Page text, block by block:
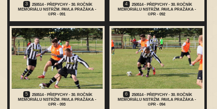
3
250514 - PŘEPYCHY - 30. ROČNÍK
MEMORIÁLU NSTRŽM. PAVLA PRAŽÁKA -
©PR - 091
4
250514 - PŘEPYCHY - 30. ROČNÍK
MEMORIÁLU NSTRŽM. PAVLA PRAŽÁKA -
©PR - 092
5
250514 - PŘEPYCHY - 30. ROČNÍK
MEMORIÁLU NSTRŽM. PAVLA PRAŽÁKA -
©PR - 093
6
250514 - PŘEPYCHY - 30. ROČNÍK
MEMORIÁLU NSTRŽM. PAVLA PRAŽÁKA -
©PR - 094